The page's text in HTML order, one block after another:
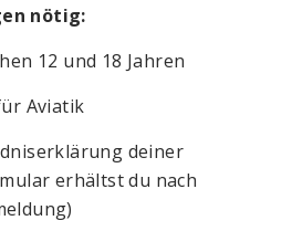
nötig:
12 und 18 Jahren
Aviatik
deiner
erhältst du nach